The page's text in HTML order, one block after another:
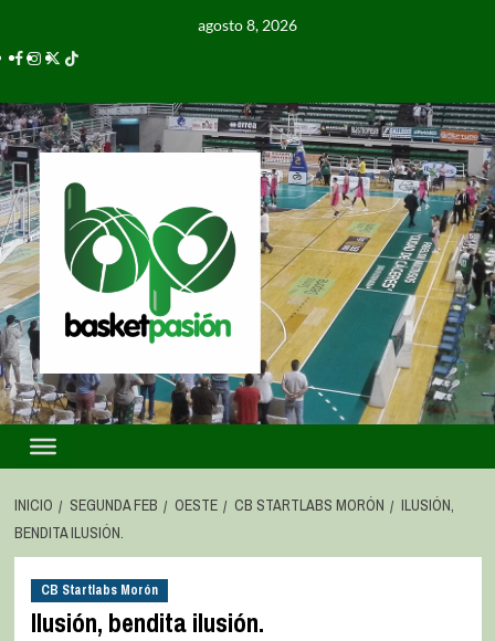
agosto 8, 2026
INICIO SEGUNDA FEB OESTE CB STARTLABS MORÓN
ILUSIÓN,
BENDITA ILUSIÓN.
CB Startlabs Morón
Ilusión, bendita ilusión.